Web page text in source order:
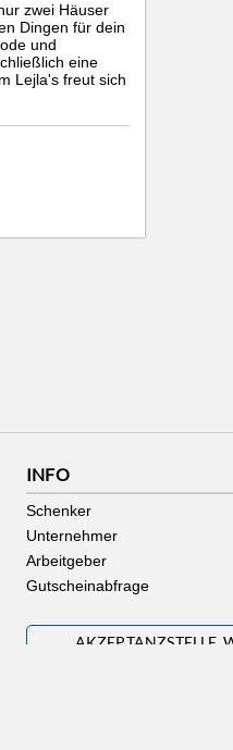
zwei Häuser
Dingen für dein
und
eine
Lejla's freut sich
INFO
Schenker
Unternehmer
Arbeitgeber
Gutscheinabfrage
AKZEPTANZSTELLE